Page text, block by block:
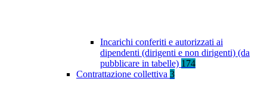
Incarichi conferiti e autorizzati ai
dipendenti (dirigenti e non dirigenti) (da
pubblicare in tabelle) 174
Contrattazione collettiva 3